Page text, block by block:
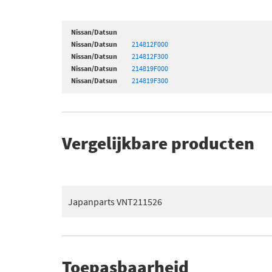
Nissan/Datsun
Nissan/Datsun
214812F000
Nissan/Datsun
214812F300
Nissan/Datsun
214819F000
Nissan/Datsun
214819F300
Vergelijkbare producten
Japanparts VNT211526
Toepasbaarheid